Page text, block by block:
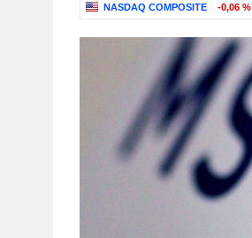
NASDAQ COMPOSITE -0,06 %